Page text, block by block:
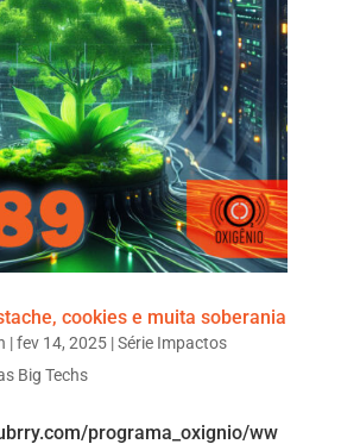
cookies e muita soberania
|fev 14, 2025|Série Impactos
Big Techs
programa_oxignio/ww